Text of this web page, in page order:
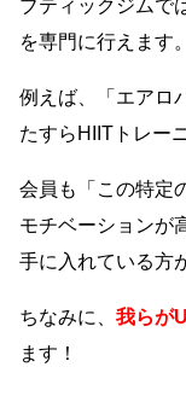
ブティックジムで
を専門に行えます。
例えば、「エアロ
たすらHIITトレー
会員も「この特定
モチベーションが
手に入れている方
ちなみに、 我らが
ます！